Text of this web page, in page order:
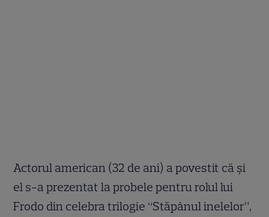
Actorul american (32 de ani) a povestit că şi
el s-a prezentat la probele pentru rolul lui
Frodo din celebra trilogie “Stăpânul inelelor”,